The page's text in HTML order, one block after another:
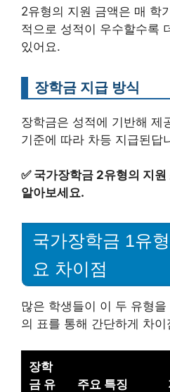
2유형의 지원 금액은 매 학
적으로 성적이 우수할수록
있어요.
장학금 지급 방식
장학금은 성적에 기반해 제
기준에 따라 차등 지급된답
✅ 국가장학금 2유형의 지원
알아보세요.
국가장학금 1유
요 차이점
많은 학생들이 이 두 유형
의 표를 통해 간단하게 차
장학
금 유
주요 특징